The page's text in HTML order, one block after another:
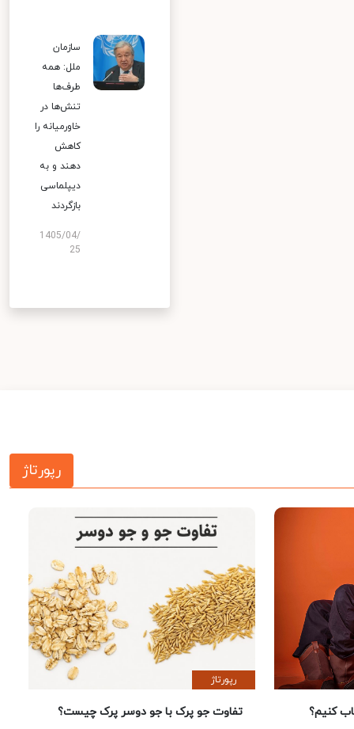
سازمان
ملل: همه
طرف‌ها
تنش‌ها در
خاورمیانه را
کاهش
دهند و به
دیپلماسی
بازگردند
1405/04/
25
رپورتاژ
کنیم؟
رپورتاژ
تفاوت جو پرک با جو دوسر پرک چیست؟